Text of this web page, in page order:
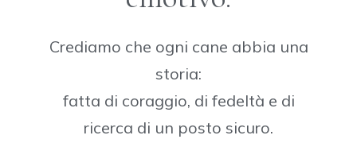
Crediamo che ogni cane abbia una
storia:
fatta di coraggio, di fedeltà e di
ricerca di un posto sicuro.